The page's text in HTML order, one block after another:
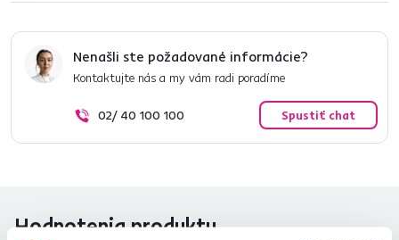
Nenašli ste požadované informácie?
Kontaktujte nás a my vám radi poradíme
02/ 40 100 100 Spustiť chat
Hodnotenia produktu